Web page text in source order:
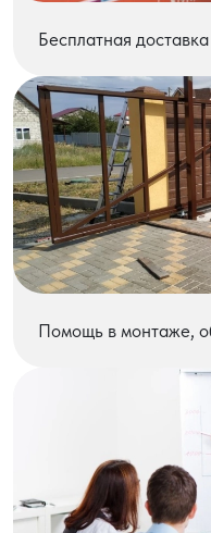
Бесплатная
Помощь в монтаже,